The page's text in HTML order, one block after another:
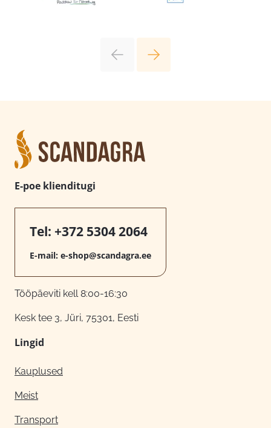
E-poe klienditugi
Tel: +372 5304 2064
E-mail: e-shop@scandagra.ee
Tööpäeviti kell 8:00-16:30
Kesk tee 3, Jüri, 75301, Eesti
Lingid
Kauplused
Meist
Transport